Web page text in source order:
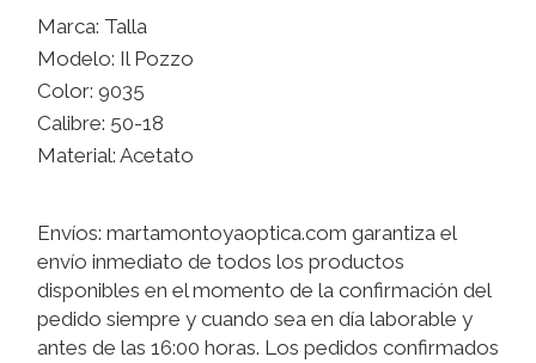
Marca: Talla
Modelo: Il Pozzo
Color: 9035
Calibre: 50-18
Material: Acetato
Envíos: martamontoyaoptica.com garantiza el
envío inmediato de todos los productos
disponibles en el momento de la confirmación del
pedido siempre y cuando sea en día laborable y
antes de las 16:00 horas. Los pedidos confirmados